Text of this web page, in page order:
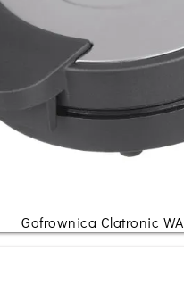
Gofrownica Clatronic